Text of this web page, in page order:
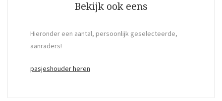
Bekijk ook eens
Hieronder een aantal, persoonlijk geselecteerde,
aanraders!
pasjeshouder heren